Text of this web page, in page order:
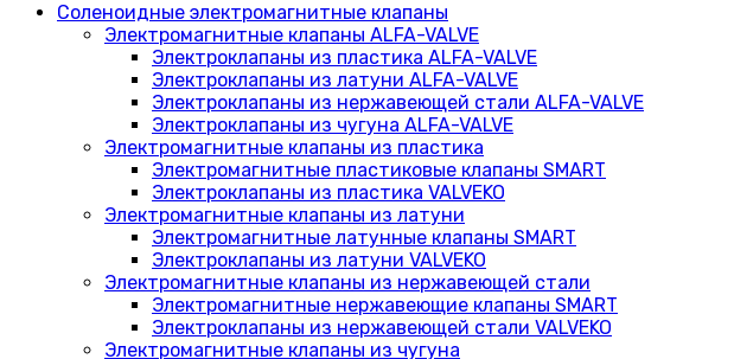
Соленоидные электромагнитные клапаны
Электромагнитные клапаны ALFA-VALVE
Электроклапаны из пластика ALFA-VALVE
Электроклапаны из латуни ALFA-VALVE
Электроклапаны из нержавеющей стали ALFA-VALVE
Электроклапаны из чугуна ALFA-VALVE
Электромагнитные клапаны из пластика
Электромагнитные пластиковые клапаны SMART
Электроклапаны из пластика VALVEKO
Электромагнитные клапаны из латуни
Электромагнитные латунные клапаны SMART
Электроклапаны из латуни VALVEKO
Электромагнитные клапаны из нержавеющей стали
Электромагнитные нержавеющие клапаны SMART
Электроклапаны из нержавеющей стали VALVEKO
Электромагнитные клапаны из чугуна